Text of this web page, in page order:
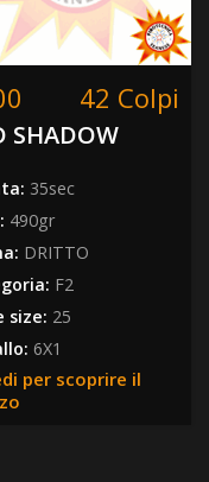
42 Colpi
SHADOW
35sec
490gr
DRITTO
F2
size: 25
6X1
per scoprire il